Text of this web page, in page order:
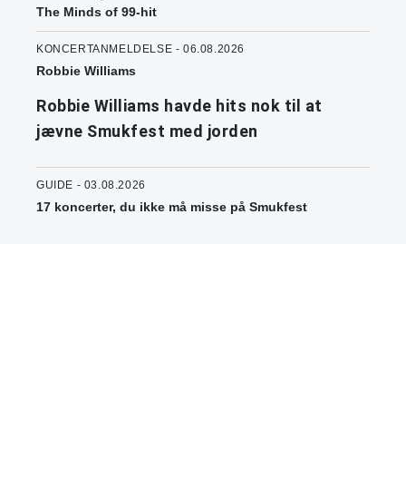
The Minds of 99-hit
KONCERTANMELDELSE - 06.08.2026
Robbie Williams
Robbie Williams havde hits nok til at
jævne Smukfest med jorden
GUIDE - 03.08.2026
17 koncerter, du ikke må misse på Smukfest